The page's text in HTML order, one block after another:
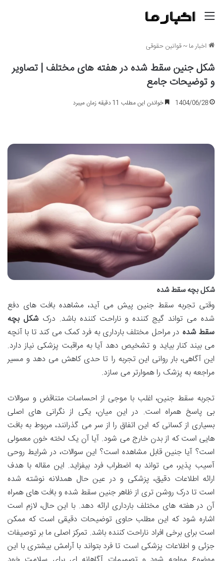
اخبار ما~قوانین حقوقی
شکل جنین سقط شده در هفته های مختلف | تصاویر
و توضیحات جامع
1404/06/28 خواندن این مطلب 11 دقیقه زمان میبرد
شکل بچه سقط شده
وقتی تجربه سقط جنین پیش می آید، مشاهده بافت های دفع
شده می تواند گیج کننده و ناراحت کننده باشد. درکشکل بچه
سقط شده در مراحل مختلف بارداری به فرد کمک می کند تا با آنچه
می بیند کنار بیاید و تشخیص دهد آیا به مراقبت پزشکی نیاز دارد.
این آگاهی، بار روانی این تجربه را تا حدی کاهش می دهد و مسیر
مراجعه به پزشک را هموارتر می سازد.
تجربه سقط جنین، اغلب با موجی از احساسات متناقض و سوالات
بی پاسخ همراه است. در این میان، یکی از نگرانی های اصلی
بسیاری از کسانی که این اتفاق را از سر می گذرانند، مربوط به بافت
هایی است که از بدن خارج می شود. آیا آن یک لخته خون معمولی
است؟ آیا جنین قابل مشاهده است؟ این سوالات، در شرایط روحی
آسیب پذیر، می تواند به اضطراب فرد بیفزاید. این مقاله با هدف
ارائه اطلاعات دقیق، پزشکی و در عین حال همدلانه نوشته شده
است تا درک روشن تری از ظاهر جنین سقط شده و بافت های همراه
آن در هفته های مختلف بارداری ارائه دهد. با این حال، لازم است
اشاره شود که این مطلب حاوی توضیحات دقیقی است که ممکن
است برای برخی افراد ناراحت کننده باشد. تمرکز اصلی ما بر توصیفات
جزئی و اطلاعات پزشکی است تا فرد بتواند با آرامش بیشتری با این